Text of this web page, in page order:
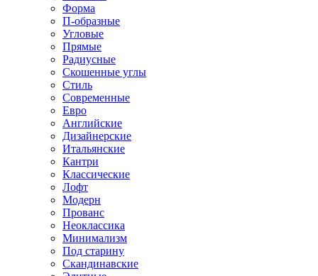
Форма
П-образные
Угловые
Прямые
Радиусные
Скошенные углы
Стиль
Современные
Евро
Английские
Дизайнерские
Итальянские
Кантри
Классические
Лофт
Модерн
Прованс
Неоклассика
Минимализм
Под старину
Скандинавские